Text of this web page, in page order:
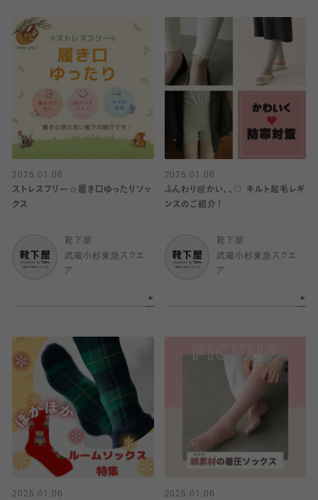
2025.01.06
ストレスフリー☆履き口ゆったりソッ
クス
靴下屋
武蔵小杉東急スクエ
ア
2025.01.06
ふんわり暖かい、、♡ キルト起毛レギ
ンスのご紹介！
靴下屋
武蔵小杉東急スクエ
ア
2025.01.06
2025.01.06